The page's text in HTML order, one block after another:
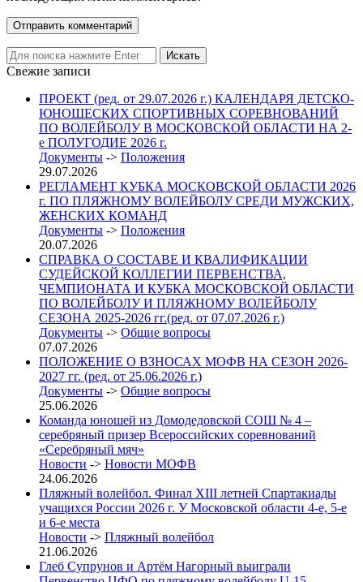
Свежие записи
ПРОЕКТ (ред. от 29.07.2026 г.) КАЛЕНДАРЯ ДЕТСКО-
ЮНОШЕСКИХ СПОРТИВНЫХ СОРЕВНОВАНИЙ
ПО ВОЛЕЙБОЛУ В МОСКОВСКОЙ ОБЛАСТИ НА 2-
е ПОЛУГОДИЕ 2026 г.
Документы -> Положения
29.07.2026
РЕГЛАМЕНТ КУБКА МОСКОВСКОЙ ОБЛАСТИ 2026
г. ПО ПЛЯЖНОМУ ВОЛЕЙБОЛУ СРЕДИ МУЖСКИХ,
ЖЕНСКИХ КОМАНД
Документы -> Положения
20.07.2026
СПРАВКА О СОСТАВЕ И КВАЛИФИКАЦИИ
СУДЕЙСКОЙ КОЛЛЕГИИ ПЕРВЕНСТВА,
ЧЕМПИОНАТА И КУБКА МОСКОВСКОЙ ОБЛАСТИ
ПО ВОЛЕЙБОЛУ И ПЛЯЖНОМУ ВОЛЕЙБОЛУ
СЕЗОНА 2025-2026 гг.(ред. от 07.07.2026 г.)
Документы -> Общие вопросы
07.07.2026
ПОЛОЖЕНИЕ О ВЗНОСАХ МОФВ НА СЕЗОН 2026-
2027 гг. (ред. от 25.06.2026 г.)
Документы -> Общие вопросы
25.06.2026
Команда юношей из Домодедовской СОШ № 4 –
серебряный призер Всероссийских соревнований
«Серебряный мяч»
Новости -> Новости МОФВ
24.06.2026
Пляжный волейбол. Финал XIII летней Спартакиады
учащихся России 2026 г. У Московской области 4-е, 5-е
и 6-е места
Новости -> Пляжный волейбол
21.06.2026
Глеб Супрунов и Артём Нагорный выиграли